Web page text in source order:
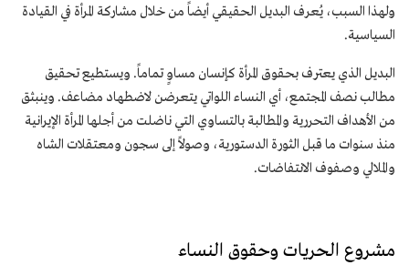
ولهذا السبب، يُعرف البديل الحقيقي أيضاً من خلال مشاركة المرأة في القيادة
السياسية.
البديل الذي يعترف بحقوق المرأة كإنسان مساوٍ تماماً. ويستطيع تحقیق
مطالب نصف المجتمع، أي النساء اللواتي يتعرضن لاضطهاد مضاعف. وينبثق
من الأهداف التحررية والمطالبة بالتساوي التي ناضلت من أجلها المرأة الإيرانية
منذ سنوات ما قبل الثورة الدستوریة، وصولاً إلى سجون ومعتقلات الشاه
والملالي وصفوف الانتفاضات.
مشروع الحريات وحقوق النساء